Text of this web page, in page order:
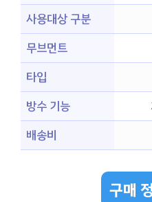
사용대상 구분
무브먼트
타입
방수 기능
배송비
구매